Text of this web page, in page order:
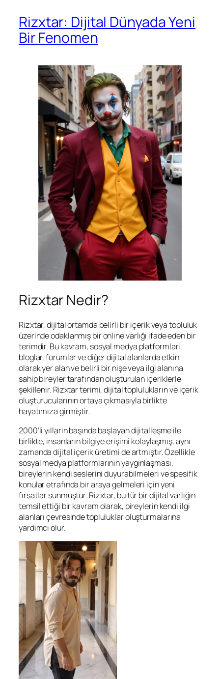
Rizxtar: Dijital Dünyada Yeni
Bir Fenomen
Rizxtar Nedir?
Rizxtar, dijital ortamda belirli bir içerik veya topluluk
üzerinde odaklanmış bir online varlığı ifade eden bir
terimdir. Bu kavram, sosyal medya platformları,
bloglar, forumlar ve diğer dijital alanlarda etkin
olarak yer alan ve belirli bir nişe veya ilgi alanına
sahip bireyler tarafından oluşturulan içeriklerle
şekillenir. Rizxtar terimi, dijital toplulukların ve içerik
oluşturucularının ortaya çıkmasıyla birlikte
hayatımıza girmiştir.
2000’li yılların başında başlayan dijitalleşme ile
birlikte, insanların bilgiye erişimi kolaylaşmış, aynı
zamanda dijital içerik üretimi de artmıştır. Özellikle
sosyal medya platformlarının yaygınlaşması,
bireylerin kendi seslerini duyurabilmeleri ve spesifik
konular etrafında bir araya gelmeleri için yeni
fırsatlar sunmuştur. Rizxtar, bu tür bir dijital varlığın
temsil ettiği bir kavram olarak, bireylerin kendi ilgi
alanları çevresinde topluluklar oluşturmalarına
yardımcı olur.